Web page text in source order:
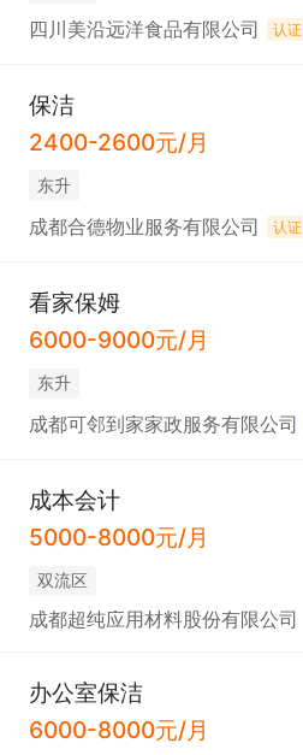
四川美沿远洋食品有限公司 认证
保洁
2400-2600元/月
东升
成都合德物业服务有限公司 认证
看家保姆
6000-9000元/月
东升
成都可邻到家家政服务有限公司
成本会计
5000-8000元/月
双流区
成都超纯应用材料股份有限公司
办公室保洁
6000-8000元/月